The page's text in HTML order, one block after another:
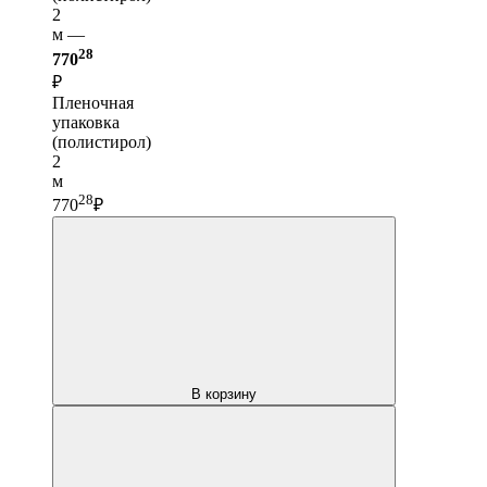
2
м —
77028
₽
Пленочная
упаковка
(полистирол)
2
м
77028₽
В корзину